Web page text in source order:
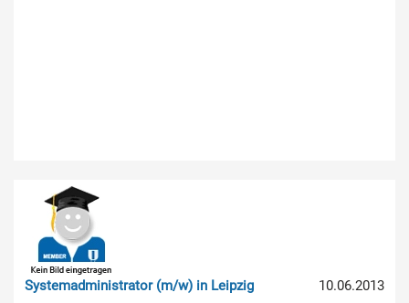
10.06.2013
Systemadministrator (m/w) in Leipzig